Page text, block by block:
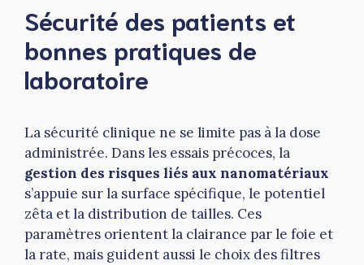
Sécurité des patients et
bonnes pratiques de
laboratoire
La sécurité clinique ne se limite pas à la dose
administrée. Dans les essais précoces, la
gestion des risques liés aux nanomatériaux
s’appuie sur la surface spécifique, le potentiel
zêta et la distribution de tailles. Ces
paramètres orientent la clairance par le foie et
la rate, mais guident aussi le choix des filtres